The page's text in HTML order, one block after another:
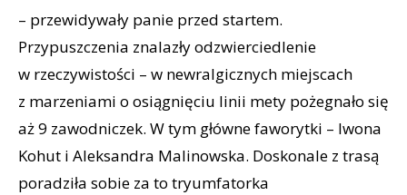
– przewidywały panie przed startem.
Przypuszczenia znalazły odzwierciedlenie
w rzeczywistości – w newralgicznych miejscach
z marzeniami o osiągnięciu linii mety pożegnało się
aż 9 zawodniczek. W tym główne faworytki – Iwona
Kohut i Aleksandra Malinowska. Doskonale z trasą
poradziła sobie za to tryumfatorka